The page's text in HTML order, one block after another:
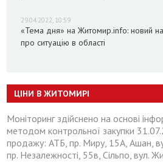
29.04.2022, 10:59
«Тема дня» на Житомир.info: новий
про ситуацію в області
ЦІНИ В ЖИТОМИРІ
Моніторинг здійснено на основі
методом контрольної закупки
продажу: АТБ, пр. Миру, 15А, Ашан,
пр. Незалежності, 55в, Сільпо, вул.